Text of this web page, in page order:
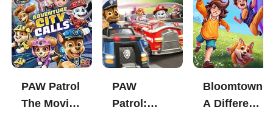
PAW Patrol
The Movie:
PAW
Patrol:
Bloomtown:
A Different